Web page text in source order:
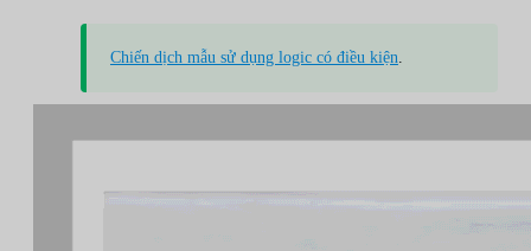
Chiến dịch mẫu sử dụng logic có điều kiện